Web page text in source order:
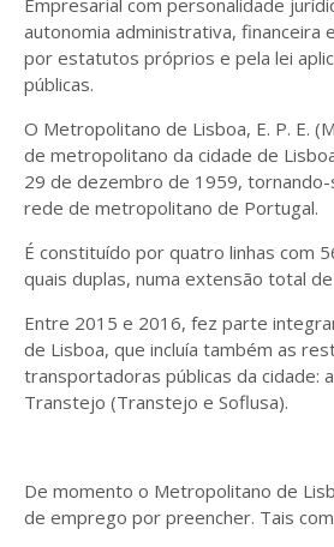
Empresarial com personalidade
autonomia administrativa, financeira
por estatutos próprios e pela lei
públicas.
O Metropolitano de Lisboa, E. P. E.
de metropolitano da cidade de
29 de dezembro de 1959, tornando-
rede de metropolitano de Portugal.
É constituído por quatro linhas com
quais duplas, numa extensão total
Entre 2015 e 2016, fez parte
de Lisboa, que incluía também as
transportadoras públicas da cidade:
Transtejo (Transtejo e Soflusa).
De momento o Metropolitano de
de emprego por preencher. Tais